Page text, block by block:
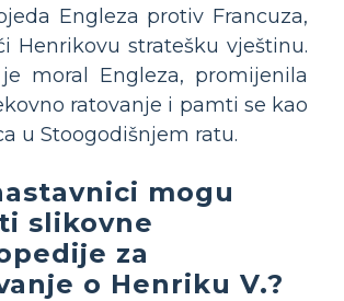
Engleza protiv Francuza,
Henrikovu stratešku vještinu.
moral Engleza, promijenila
ratovanje i pamti se kao
u Stoogodišnjem ratu.
mogu
slikovne
za
o Henriku V.?